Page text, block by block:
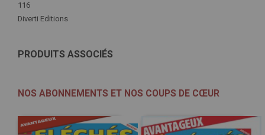
116
Diverti Editions
PRODUITS ASSOCIÉS
NOS ABONNEMENTS ET NOS COUPS DE CŒUR